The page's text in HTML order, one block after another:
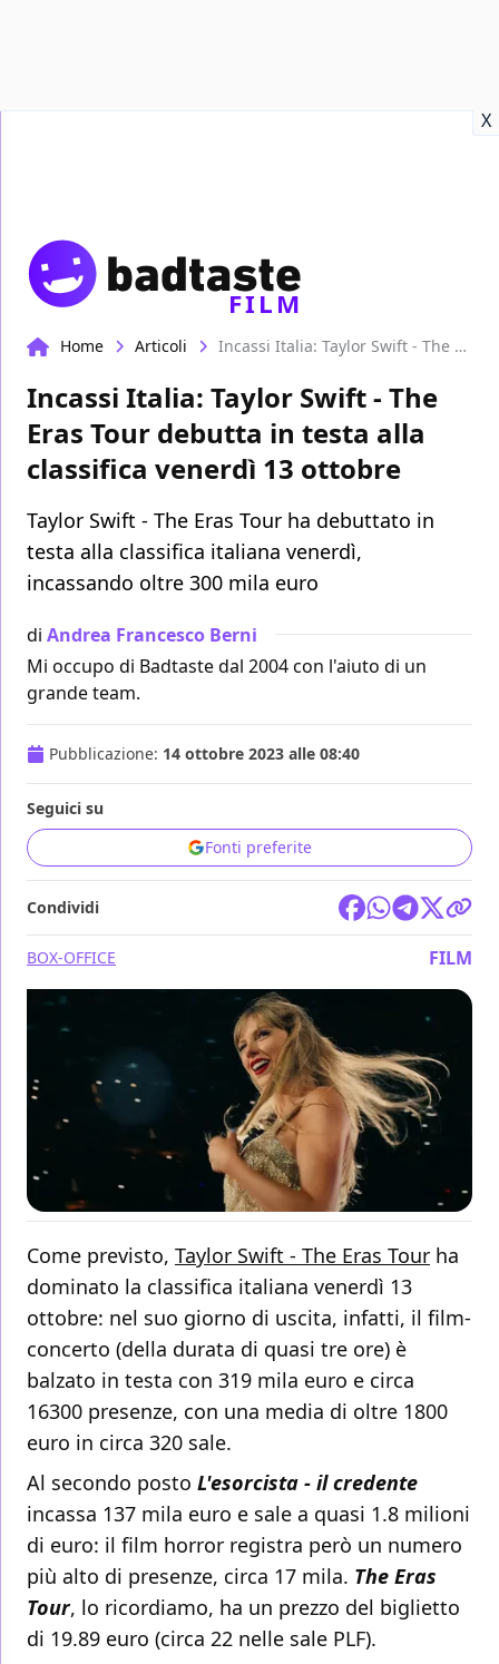
X
FILM
Home Articoli Incassi Italia: Taylor Swift - The Eras Tour debutta in testa alla classifica venerdì 13 ottobre
Incassi Italia: Taylor Swift - The
Eras Tour debutta in testa alla
classifica venerdì 13 ottobre
Taylor Swift - The Eras Tour ha debuttato in
testa alla classifica italiana venerdì,
incassando oltre 300 mila euro
di Andrea Francesco Berni
Mi occupo di Badtaste dal 2004 con l'aiuto di un
grande team.
Pubblicazione: 14 ottobre 2023 alle 08:40
Seguici su
Fonti preferite
Condividi
BOX-OFFICE FILM
Come previsto, Taylor Swift - The Eras Tour ha
dominato la classifica italiana venerdì 13
ottobre: nel suo giorno di uscita, infatti, il film-
concerto (della durata di quasi tre ore) è
balzato in testa con 319 mila euro e circa
16300 presenze, con una media di oltre 1800
euro in circa 320 sale.
Al secondo posto L'esorcista - il credente
incassa 137 mila euro e sale a quasi 1.8 milioni
di euro: il film horror registra però un numero
più alto di presenze, circa 17 mila. The Eras
Tour, lo ricordiamo, ha un prezzo del biglietto
di 19.89 euro (circa 22 nelle sale PLF).